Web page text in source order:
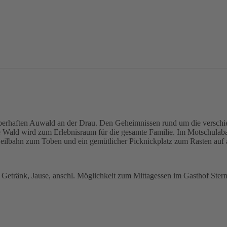
Auwald an der Drau. Den Geheimnissen rund um die
wird zum Erlebnisraum für die gesamte Familie. Im
zum Toben und ein gemütlicher Picknickplatz zum Rasten
Jause, anschl. Möglichkeit zum Mittagessen im Gasthof